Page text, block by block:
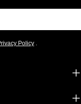
Policy